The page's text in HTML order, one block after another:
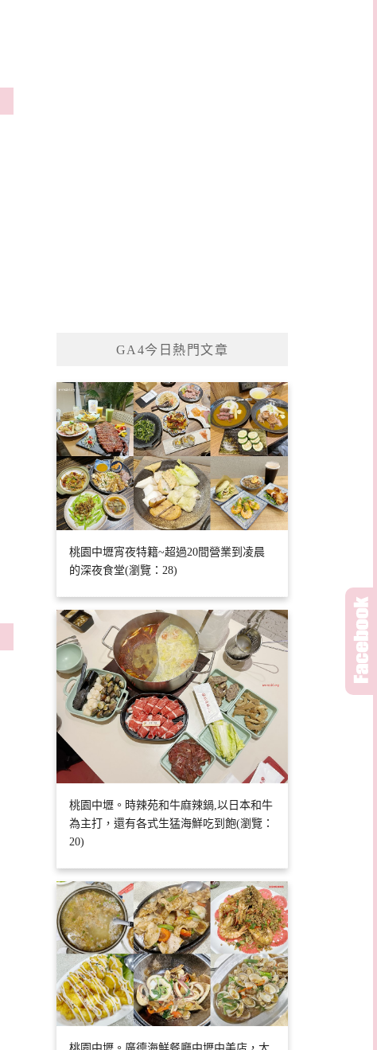
GA4今日熱門文章
桃園中壢宵夜特籍~超過20間營業到凌晨
的深夜食堂(瀏覽：28)
桃園中壢。時辣苑和牛麻辣鍋,以日本和牛
為主打，還有各式生猛海鮮吃到飽(瀏覽：
20)